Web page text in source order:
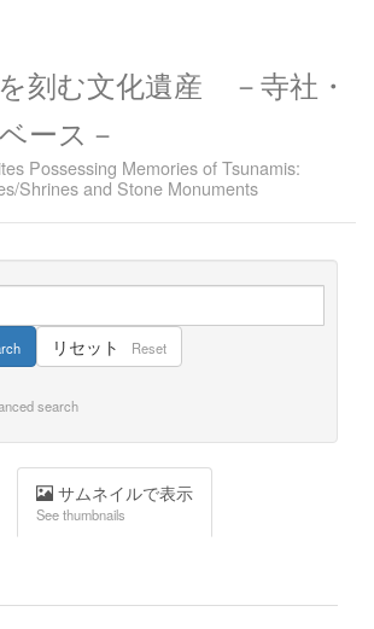
刻む文化遺産 －寺社・
ース－
Possessing Memories of Tsunamis:
Shrines and Stone Monuments
リセット Reset
search
サムネイルで表示
See thumbnails